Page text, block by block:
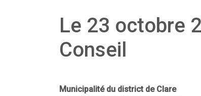
Le 23 octobre
Conseil
Municipalité du district de Clare